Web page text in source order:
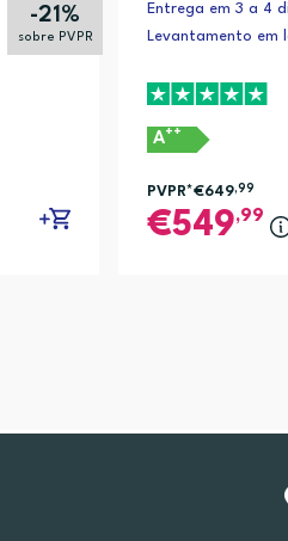
-21%
sobre PVPR
Entrega em 3 a 4
Levantamento em
A++
PVPR*€649,99
549,99